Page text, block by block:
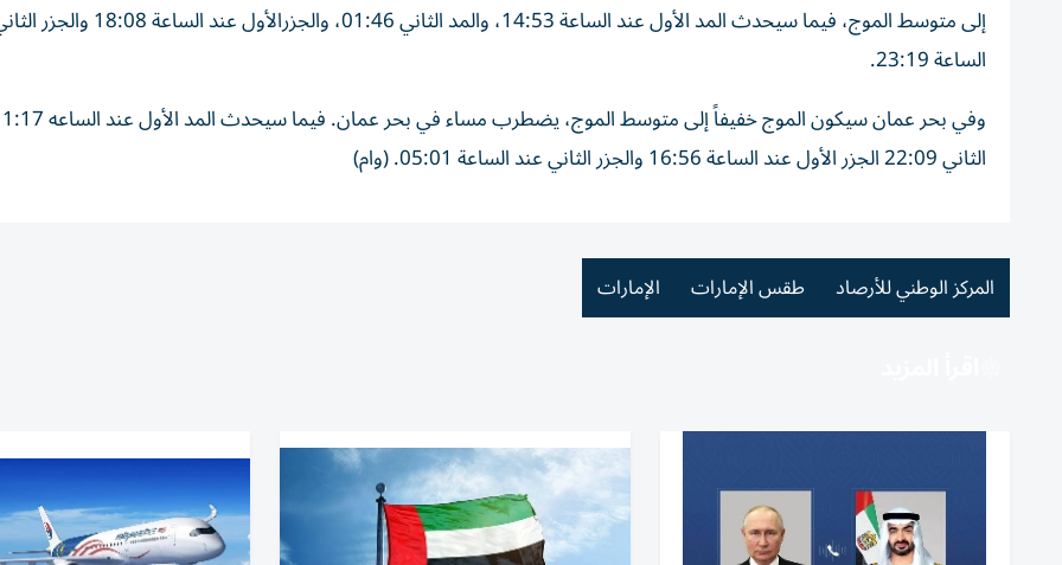
إلى متوسط الموج، فيما سيحدث المد الأول عند الساعة 14:53، والمد الثاني 01:46،
الساعة 23:19.
الثاني 22:09 الجزر الأول عند الساعة 16:56 والجزر الثاني عند الساعة 05:01. (وام)
المركز الوطني للأرصاد طقس الإمارات الإمارات